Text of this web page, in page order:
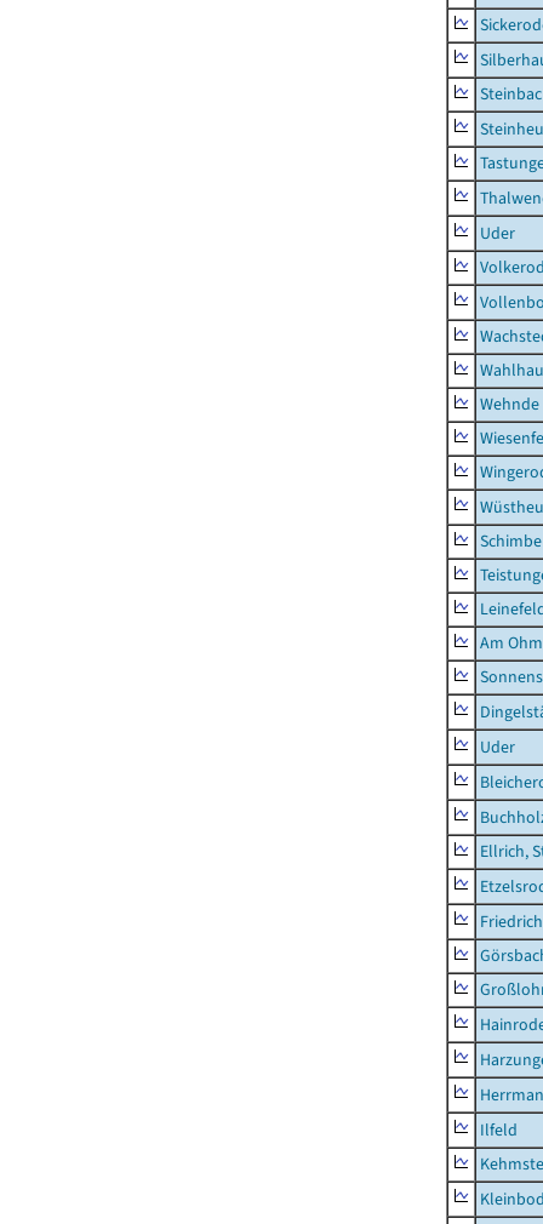
Uder
Wehnde
Am
Uder
Ellrich,
Ilfeld